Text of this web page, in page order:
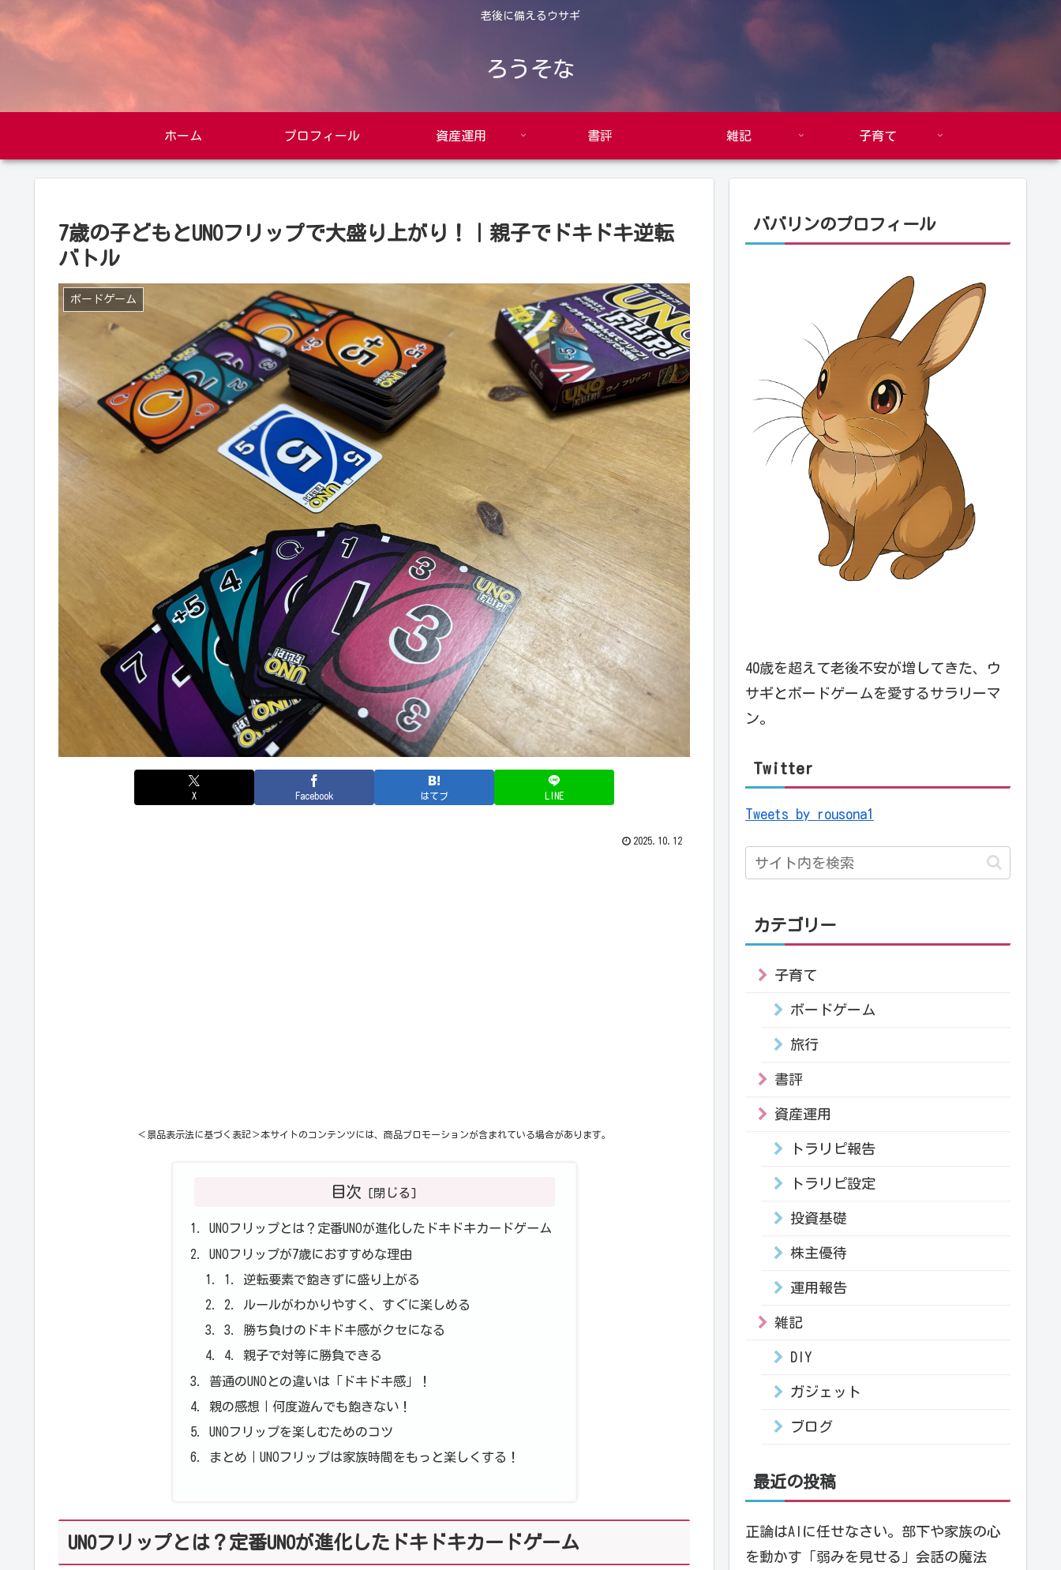
老後に備えるウサギ
ろうそな
ホーム プロフィール 資産運用 書評 雑記 子育て
7歳の子どもとUNOフリップで大盛り上がり！｜親子でドキドキ逆転
バトル
ボードゲーム
X Facebook はてブ LINE
2025.10.12
＜景品表示法に基づく表記＞本サイトのコンテンツには、商品プロモーションが含まれている場合があります。
目次
UNOフリップとは？定番UNOが進化したドキドキカードゲーム
UNOフリップが7歳におすすめな理由
1. 逆転要素で飽きずに盛り上がる
2. ルールがわかりやすく、すぐに楽しめる
3. 勝ち負けのドキドキ感がクセになる
4. 親子で対等に勝負できる
普通のUNOとの違いは「ドキドキ感」！
親の感想｜何度遊んでも飽きない！
UNOフリップを楽しむためのコツ
まとめ｜UNOフリップは家族時間をもっと楽しくする！
UNOフリップとは？定番UNOが進化したドキドキカードゲーム
ババリンのプロフィール
40歳を超えて老後不安が増してきた、ウ
サギとボードゲームを愛するサラリーマ
ン。
Twitter
Tweets by rousona1
カテゴリー
子育て
ボードゲーム
旅行
書評
資産運用
トラリピ報告
トラリピ設定
投資基礎
株主優待
運用報告
雑記
DIY
ガジェット
ブログ
最近の投稿
正論はAIに任せなさい。部下や家族の心
を動かす「弱みを見せる」会話の魔法